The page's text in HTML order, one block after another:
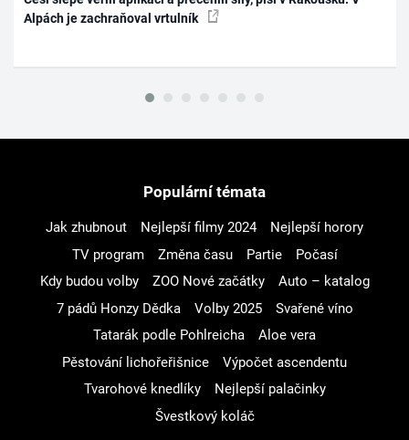
Alpách je zachraňoval vrtulník
Populární témata
Jak zhubnout Nejlepší filmy 2024
Nejlepší horory
TV program
Změna času Partie
Počasí
Kdy budou volby
ZOO Nové začátky
Auto – katalog
7 pádů Honzy Dědka
Volby 2025
Svařené víno
Tatarák podle Pohlreicha
Aloe vera
Pěstování lichořeřišnice
Výpočet ascendentu
Tvarohové knedlíky
Nejlepší palačinky
Švestkový koláč